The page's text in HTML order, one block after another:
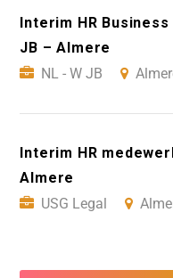
Interim HR
JB – Almere
NL - W JB
Interim HR
Almere
USG Legal